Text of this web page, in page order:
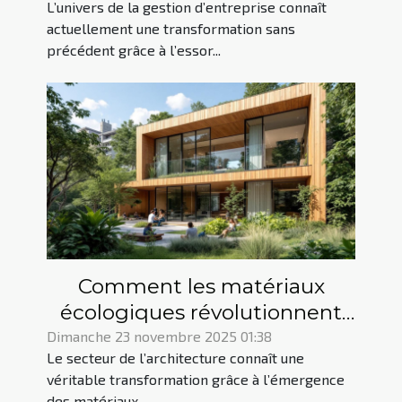
d'entreprise ?
L’univers de la gestion d’entreprise connaît
actuellement une transformation sans
précédent grâce à l’essor...
Comment les matériaux
écologiques révolutionnent
l'architecture moderne ?
Dimanche 23 novembre 2025 01:38
Le secteur de l’architecture connaît une
véritable transformation grâce à l’émergence